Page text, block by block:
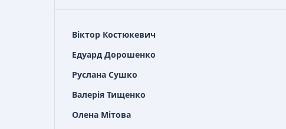
Віктор Костюкевич
Едуард Дорошенко
Руслана Сушко
Валерія Тищенко
Олена Мітова